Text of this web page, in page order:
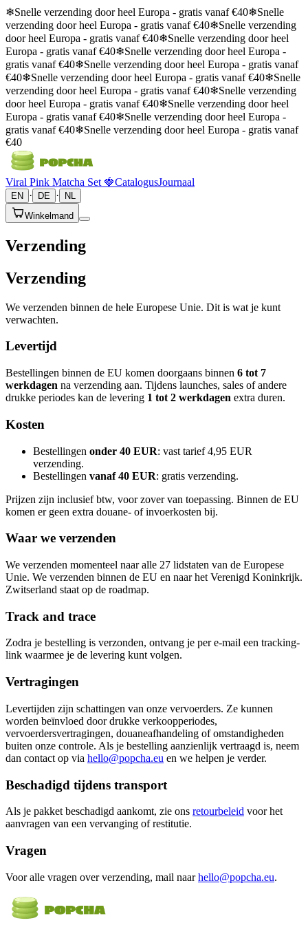
❄Snelle verzending door heel Europa - gratis vanaf €40❄Snelle
verzending door heel Europa - gratis vanaf €40❄Snelle verzending
door heel Europa - gratis vanaf €40❄Snelle verzending door heel
Europa - gratis vanaf €40❄Snelle verzending door heel Europa -
gratis vanaf €40❄Snelle verzending door heel Europa - gratis vanaf
€40❄Snelle verzending door heel Europa - gratis vanaf €40❄Snelle
verzending door heel Europa - gratis vanaf €40❄Snelle verzending
door heel Europa - gratis vanaf €40❄Snelle verzending door heel
Europa - gratis vanaf €40❄Snelle verzending door heel Europa -
gratis vanaf €40❄Snelle verzending door heel Europa - gratis vanaf
€40
Viral Pink Matcha Set 🍓CatalogusJournaal
EN · DE ·
NL
Winkelmand
Verzending
Verzending
We verzenden binnen de hele Europese Unie. Dit is wat je kunt
verwachten.
Levertijd
Bestellingen binnen de EU komen doorgaans binnen 6 tot 7
werkdagen na verzending aan. Tijdens launches, sales of andere
drukke periodes kan de levering 1 tot 2 werkdagen extra duren.
Kosten
Bestellingen onder 40 EUR: vast tarief 4,95 EUR
verzending.
Bestellingen vanaf 40 EUR: gratis verzending.
Prijzen zijn inclusief btw, voor zover van toepassing. Binnen de EU
komen er geen extra douane- of invoerkosten bij.
Waar we verzenden
We verzenden momenteel naar alle 27 lidstaten van de Europese
Unie. We verzenden binnen de EU en naar het Verenigd Koninkrijk.
Zwitserland staat op de roadmap.
Track and trace
Zodra je bestelling is verzonden, ontvang je per e-mail een tracking-
link waarmee je de levering kunt volgen.
Vertragingen
Levertijden zijn schattingen van onze vervoerders. Ze kunnen
worden beïnvloed door drukke verkoopperiodes,
vervoerdersvertragingen, douaneafhandeling of omstandigheden
buiten onze controle. Als je bestelling aanzienlijk vertraagd is, neem
dan contact op via hello@popcha.eu en we helpen je verder.
Beschadigd tijdens transport
Als je pakket beschadigd aankomt, zie ons retourbeleid voor het
aanvragen van een vervanging of restitutie.
Vragen
Voor alle vragen over verzending, mail naarhello@popcha.eu.